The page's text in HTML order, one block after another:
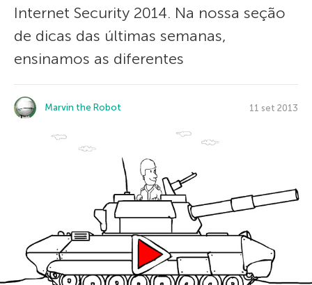
Internet Security 2014. Na nossa seção
de dicas das últimas semanas,
ensinamos as diferentes
Marvin the Robot 11 set 2013